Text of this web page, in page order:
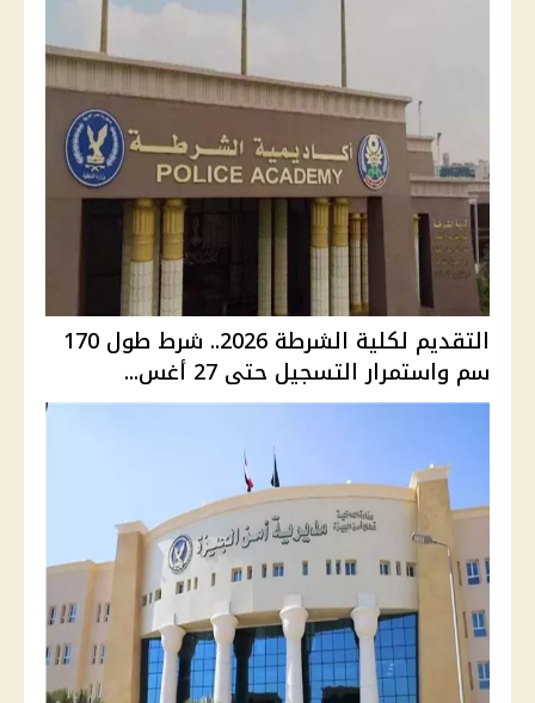
التقديم لكلية الشرطة 2026.. شرط طول 170
سم واستمرار التسجيل حتى 27 أغس...